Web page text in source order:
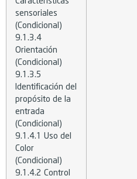
sensoriales
(Condicional)
9.1.3.4
Orientación
(Condicional)
9.1.3.5
Identificación del
propósito de la
entrada
(Condicional)
9.1.4.1 Uso del
Color
(Condicional)
9.1.4.2 Control